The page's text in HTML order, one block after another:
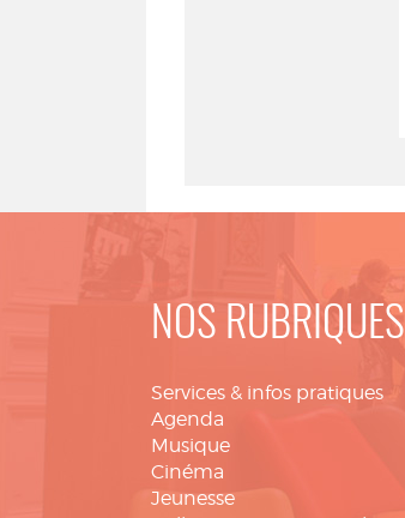
NOS RUBRIQUES
Services & infos pratiques
Agenda
Musique
Cinéma
Jeunesse